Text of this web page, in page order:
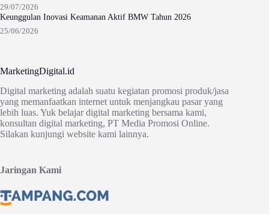
29/07/2026
Keunggulan Inovasi Keamanan Aktif BMW Tahun 2026
25/06/2026
MarketingDigital.id
Digital marketing adalah suatu kegiatan promosi produk/jasa
yang memanfaatkan internet untuk menjangkau pasar yang
lebih luas. Yuk belajar digital marketing bersama kami,
konsultan digital marketing, PT Media Promosi Online.
Silakan kunjungi website kami lainnya.
Jaringan Kami